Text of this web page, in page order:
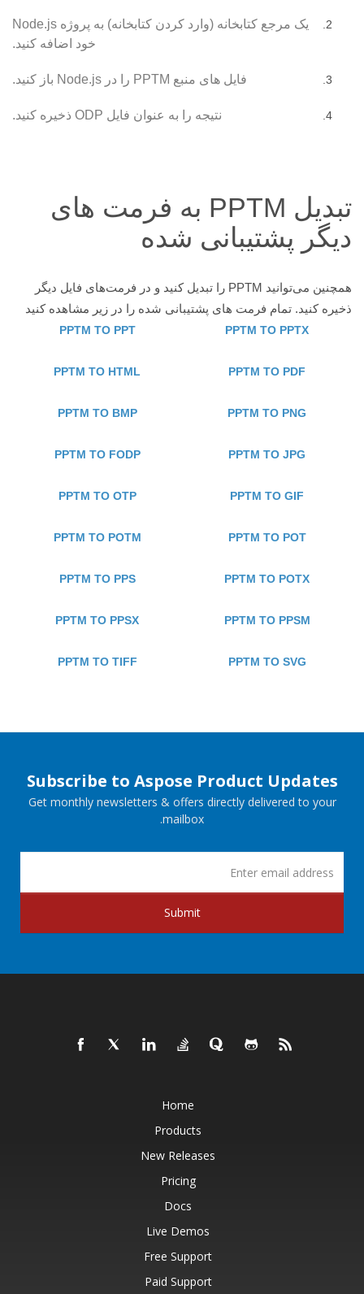
یک مرجع کتابخانه (وارد کردن کتابخانه) به پروژه Node.js
خود اضافه کنید.
فایل های منبع PPTM را در Node.js باز کنید.
نتیجه را به عنوان فایل ODP ذخیره کنید.
تبدیل PPTM به فرمت های
دیگر پشتیبانی شده
همچنین می‌توانید PPTM را تبدیل کنید و در فرمت‌های فایل دیگر
ذخیره کنید. تمام فرمت های پشتیبانی شده را در زیر مشاهده کنید
PPTM TO PPTX
PPTM TO PPT
PPTM TO PDF
PPTM TO HTML
PPTM TO PNG
PPTM TO BMP
PPTM TO JPG
PPTM TO FODP
PPTM TO GIF
PPTM TO OTP
PPTM TO POT
PPTM TO POTM
PPTM TO POTX
PPTM TO PPS
PPTM TO PPSM
PPTM TO PPSX
PPTM TO SVG
PPTM TO TIFF
Subscribe to Aspose Product Updates
Get monthly newsletters & offers directly delivered to your
mailbox.
Submit
Home
Products
New Releases
Pricing
Docs
Live Demos
Free Support
Paid Support